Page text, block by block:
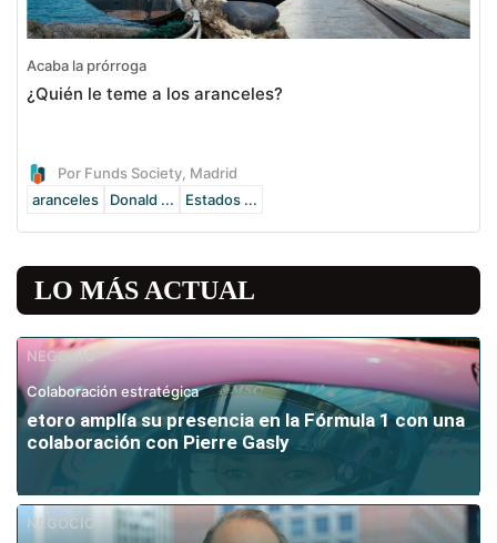
Acaba la prórroga
¿Quién le teme a los aranceles?
Por Funds Society, Madrid
aranceles
Donald ... Estados ...
LO MÁS ACTUAL
NEGOCIO
Colaboración estratégica
etoro amplía su presencia en la Fórmula 1 con una
colaboración con Pierre Gasly
NEGOCIO